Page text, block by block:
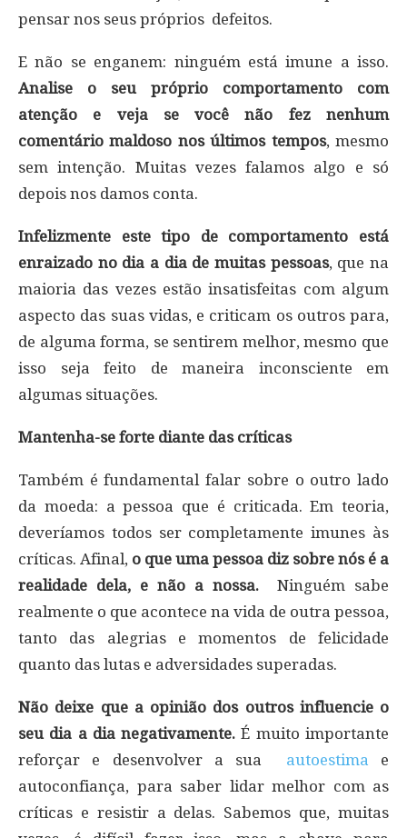
pensar nos seus próprios defeitos.
E não se enganem: ninguém está imune a isso.
Analise o seu próprio comportamento com
atenção e veja se você não fez nenhum
comentário maldoso nos últimos tempos, mesmo
sem intenção. Muitas vezes falamos algo e só
depois nos damos conta.
Infelizmente este tipo de comportamento está
enraizado no dia a dia de muitas pessoas, que na
maioria das vezes estão insatisfeitas com algum
aspecto das suas vidas, e criticam os outros para,
de alguma forma, se sentirem melhor, mesmo que
isso seja feito de maneira inconsciente em
algumas situações.
Mantenha-se forte diante das críticas
Também é fundamental falar sobre o outro lado
da moeda: a pessoa que é criticada. Em teoria,
deveríamos todos ser completamente imunes às
críticas. Afinal, o que uma pessoa diz sobre nós é a
realidade dela, e não a nossa.
Ninguém sabe
realmente o que acontece na vida de outra pessoa,
tanto das alegrias e momentos de felicidade
quanto das lutas e adversidades superadas.
Não deixe que a opinião dos outros influencie o
seu dia a dia negativamente. É muito importante
reforçar e desenvolver a sua autoestima e
autoconfiança, para saber lidar melhor com as
críticas e resistir a delas. Sabemos que, muitas